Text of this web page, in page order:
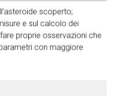
scoperto;
e sul calcolo dei
proprie osservazioni che
con maggiore